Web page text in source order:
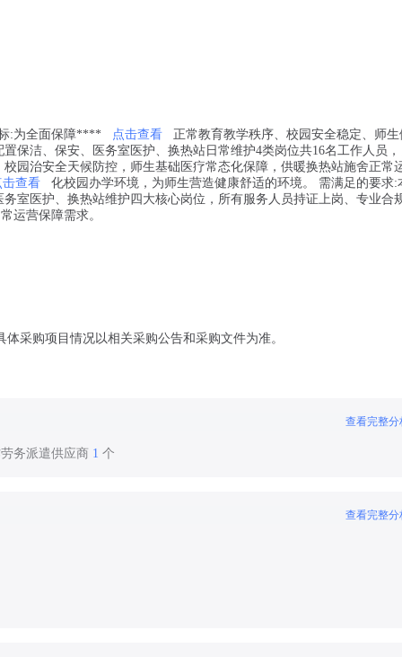
:为全面保障**** 点击查看
正常教育教学秩序、校园安全稳定、师
保洁、保安、医务室医护、换热站日常维护4类岗位共16名工作人员
园治安全天候防控，师生基础医疗常态化保障，供暖换热站施舍正常
击查看
化校园办学环境，为师生营造健康舒适的环境。 需满足的要求:
室医护、换热站维护四大核心岗位，所有服务人员持证上岗、专业合
运营保障需求。
采购项目情况以相关采购公告和采购文件为准。
查看完整分
务派遣供应商 1 个
查看完整分